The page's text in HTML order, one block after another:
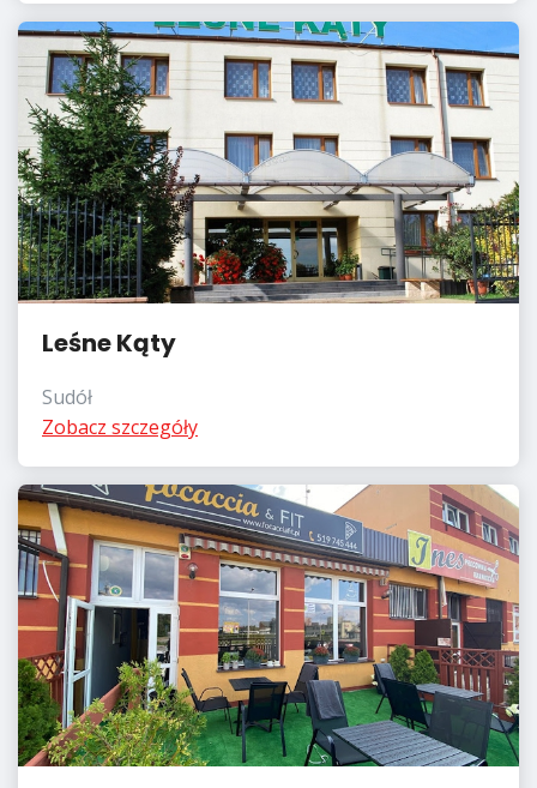
Leśne Kąty
Sudół
Zobacz szczegóły